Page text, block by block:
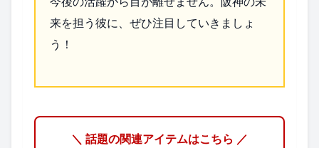
来を担う彼に、ぜひ注目していきましょ
う！
＼ 話題の関連アイテムはこちら ／